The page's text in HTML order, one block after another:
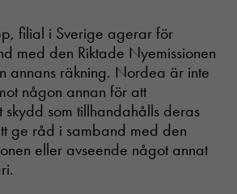
filial i Sverige agerar för
med den Riktade Nyemissionen
annans räkning. Nordea är inte
någon annan för att
som tillhandahålls deras
ge råd i samband med den
eller avseende något annat